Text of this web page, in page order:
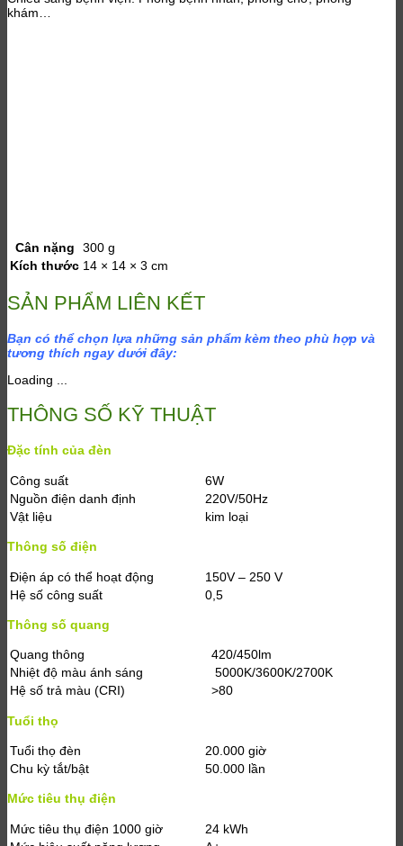
khám…
Cân nặng
300 g
Kích thước 14 × 14 × 3 cm
SẢN PHẨM LIÊN KẾT
Bạn có thể chọn lựa những sản phẩm kèm theo phù hợp và
tương thích ngay dưới đây:
Loading ...
THÔNG SỐ KỸ THUẬT
Đặc tính của đèn
Công suất
6W
Nguồn điện danh định
220V/50Hz
Vật liệu
kim loại
Thông số điện
Điện áp có thể hoạt động
150V – 250 V
Hệ số công suất
0,5
Thông số quang
Quang thông
420/450lm
Nhiệt độ màu ánh sáng
5000K/3600K/2700K
Hệ số trả màu (CRI)
>80
Tuổi thọ
Tuổi thọ đèn
20.000 giờ
Chu kỳ tắt/bật
50.000 lần
Mức tiêu thụ điện
Mức tiêu thụ điện 1000 giờ
24 kWh